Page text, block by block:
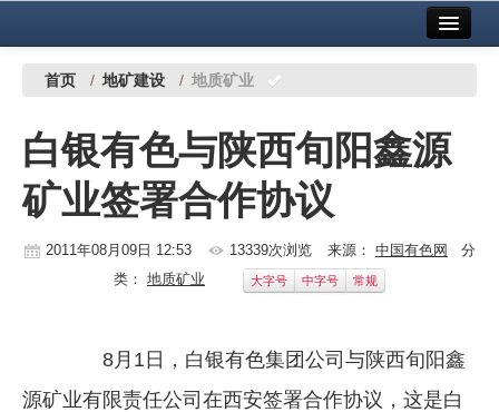
中国有色金属报社主办 广告服务
铜镍铅锌
铝
稀有稀土
镁钛
首页 / 地矿建设 / 地质矿业
白银有色与陕西旬阳鑫源
矿业签署合作协议
2011年08月09日 12:53 13339次浏览 来源： 中国有色网
分
类： 地质矿业 大字号 中字号 常规
8月1日，白银有色集团公司与陕西旬阳鑫
源矿业有限责任公司在西安签署合作协议，这是白